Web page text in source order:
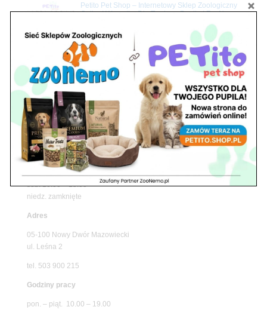
Petito Pet Shop – Internetowy Sklep Zoologiczny
Online! Wszystko Dla Twojego Pupila | ZooNemo
Znajdź nas
Adres
05-120 Legionowo
ul. Piłsudskiego 31,
pawilon 134
tel./fax. 22 784 71 96
Godziny pracy
pon. – piąt. 10.00 – 19.00
sob. 10.00 – 15.00
niedz. zamknięte
Adres
05-100 Nowy Dwór Mazowiecki
ul. Leśna 2
tel. 503 900 215
Godziny pracy
pon. – piąt. 10.00 – 19.00